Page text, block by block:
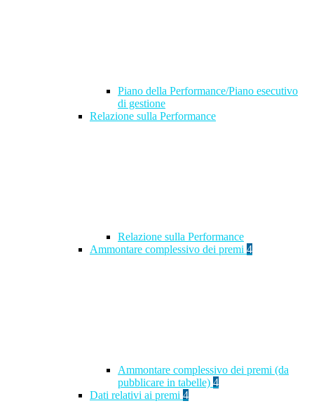
Piano della Performance/Piano esecutivo
di gestione
Relazione sulla Performance
Relazione sulla Performance
Ammontare complessivo dei premi 4
Ammontare complessivo dei premi (da
pubblicare in tabelle) 4
Dati relativi ai premi 4